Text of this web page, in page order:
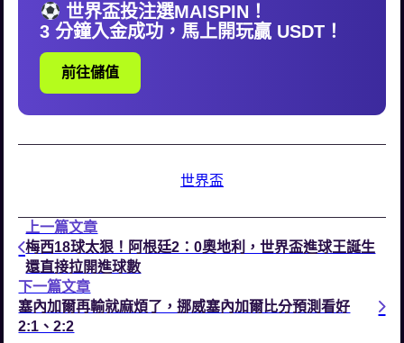
世界盃投注選MAISPIN！
3 分鐘入金成功，馬上開玩贏 USDT！
前往儲值
世界盃
上一篇文章
梅西18球太狠！阿根廷2：0奧地利，世界盃進球王誕生
還直接拉開進球數
下一篇文章
塞內加爾再輸就麻煩了，挪威塞內加爾比分預測看好
2:1、2:2